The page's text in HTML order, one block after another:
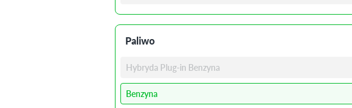
Paliwo
Hybryda Plug-in Benzyna
Benzyna